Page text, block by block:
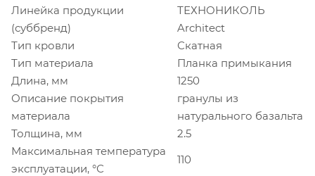
Линейка продукции
(суббренд)
ТЕХНОНИКОЛЬ
Architect
Тип кровли
Скатная
Тип материала
Планка примыкания
Длина, мм
1250
Описание покрытия
материала
гранулы из
натурального базальта
Толщина, мм
2.5
Максимальная температура
эксплуатации, °С
110